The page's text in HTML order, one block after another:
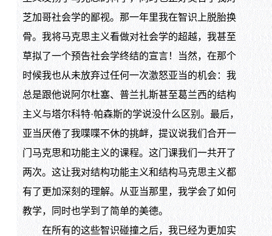
芝加哥社会学的鄙视。那一年里我在智识上脱胎换
骨。我将马克思主义看做对社会学的超越，我甚至
草拟了一个预告社会学终结的宣言！当然，在那个
时候我也从未放弃过任何一次激怒亚当的机会：我
总是跟他说阿尔杜塞、普兰扎斯甚至葛兰西的结构
主义与塔尔科特·帕森斯的学说没什么区别。最后，
亚当厌倦了我喋喋不休的挑衅，提议说我们合开一
门马克思和功能主义的课程。这门课我们一共开了
两次。这让我对结构功能主义和结构马克思主义都
有了更加深刻的理解。从亚当那里，我学会了如何
教学，同时也学到了简单的美德。
在所有的这些智识碰撞之后，我已经为更加实